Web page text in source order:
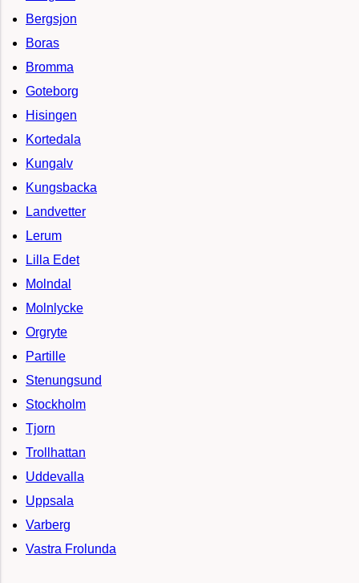
Bergsjon
Boras
Bromma
Goteborg
Hisingen
Kortedala
Kungalv
Kungsbacka
Landvetter
Lerum
Lilla Edet
Molndal
Molnlycke
Orgryte
Partille
Stenungsund
Stockholm
Tjorn
Trollhattan
Uddevalla
Uppsala
Varberg
Vastra Frolunda